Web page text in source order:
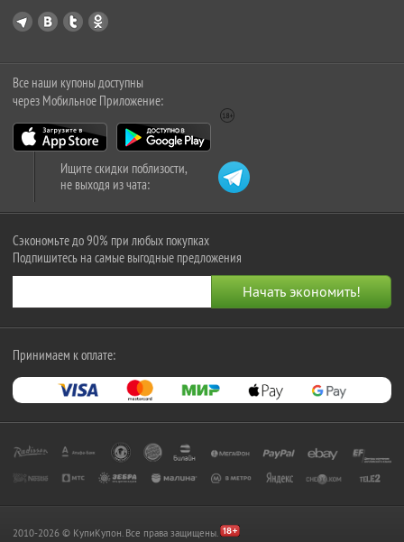
Все наши купоны доступны
через Мобильное Приложение:
Ищите скидки поблизости,
не выходя из чата:
Сэкономьте до 90% при любых покупках
Подпишитесь на самые выгодные предложения
Принимаем к оплате:
2010-2026 © КупиКупон. Все права защищены.